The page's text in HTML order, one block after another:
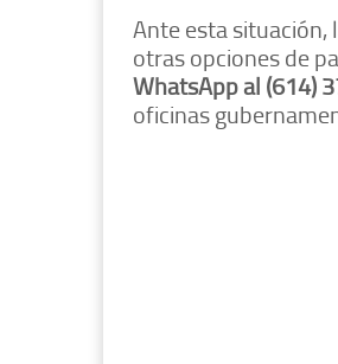
Ante esta
otras opciones de
WhatsApp al (614)
oficinas